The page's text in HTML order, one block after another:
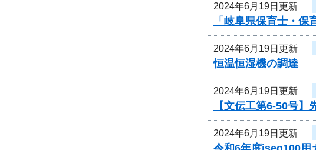
2024年6月19日更新
「岐阜県保育士・
2024年6月19日更新
恒温恒湿機の調達
2024年6月19日更新
【文伝工第6-50号
2024年6月19日更新